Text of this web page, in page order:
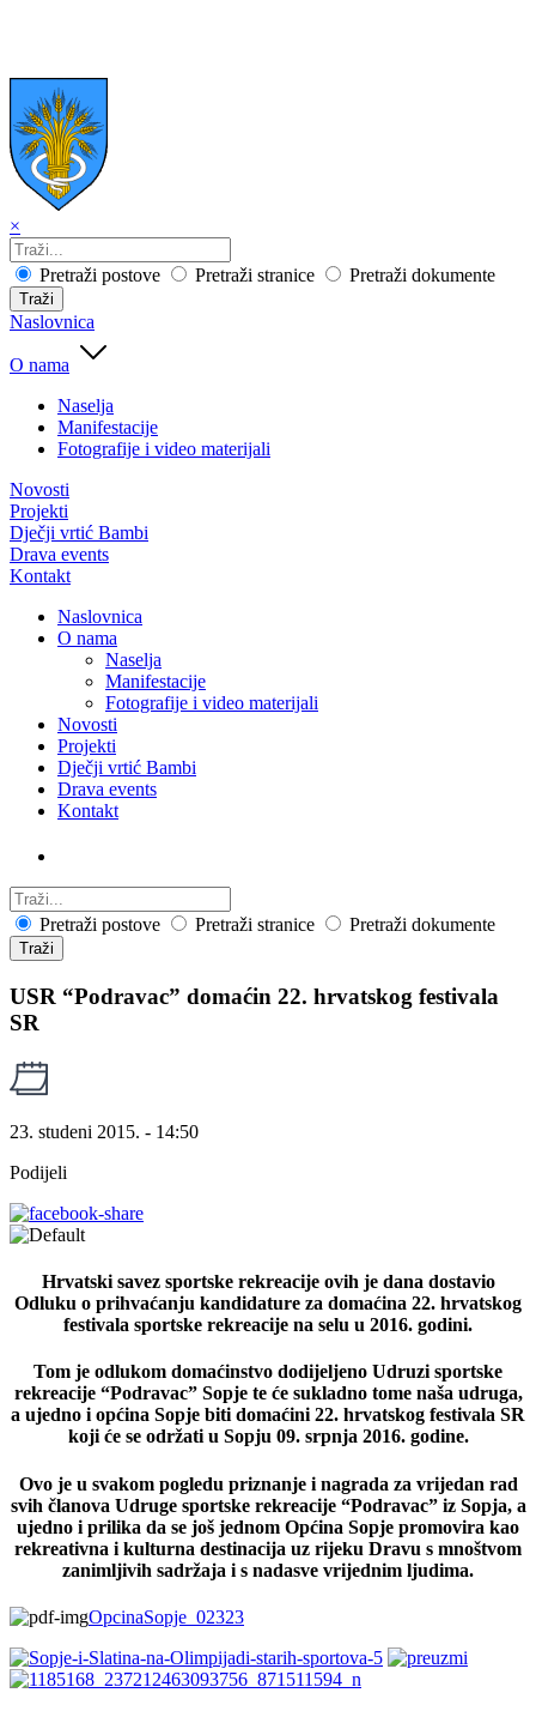
×
Pretraži postove Pretraži stranice Pretraži dokumente
Traži
Naslovnica
O nama
Naselja
Manifestacije
Fotografije i video materijali
Novosti
Projekti
Dječji vrtić Bambi
Drava events
Kontakt
Naslovnica
O nama
Naselja
Manifestacije
Fotografije i video materijali
Novosti
Projekti
Dječji vrtić Bambi
Drava events
Kontakt
Pretraži postove Pretraži stranice Pretraži dokumente
Traži
USR “Podravac” domaćin 22. hrvatskog festivala
SR
23. studeni 2015. - 14:50
Podijeli
Hrvatski savez sportske rekreacije ovih je dana dostavio
Odluku o prihvaćanju kandidature za domaćina 22. hrvatskog
festivala sportske rekreacije na selu u 2016. godini.
Tom je odlukom domaćinstvo dodijeljeno Udruzi sportske
rekreacije “Podravac” Sopje te će sukladno tome naša udruga,
a ujedno i općina Sopje biti domaćini 22. hrvatskog festivala SR
koji će se održati u Sopju 09. srpnja 2016. godine.
Ovo je u svakom pogledu priznanje i nagrada za vrijedan rad
svih članova Udruge sportske rekreacije “Podravac” iz Sopja, a
ujedno i prilika da se još jednom Općina Sopje promovira kao
rekreativna i kulturna destinacija uz rijeku Dravu s mnoštvom
zanimljivih sadržaja i s nadasve vrijednim ljudima.
OpcinaSopje_02323